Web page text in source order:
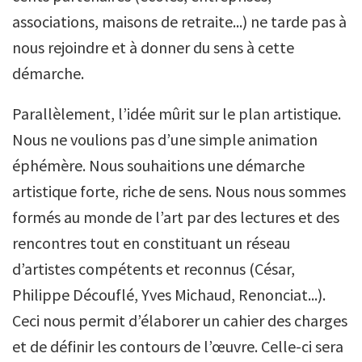
associations, maisons de retraite...) ne tarde pas à
nous rejoindre et à donner du sens à cette
démarche.
Parallèlement, l’idée mûrit sur le plan artistique.
Nous ne voulions pas d’une simple animation
éphémère. Nous souhaitions une démarche
artistique forte, riche de sens. Nous nous sommes
formés au monde de l’art par des lectures et des
rencontres tout en constituant un réseau
d’artistes compétents et reconnus (César,
Philippe Découflé, Yves Michaud, Renonciat...).
Ceci nous permit d’élaborer un cahier des charges
et de définir les contours de l’œuvre. Celle-ci sera